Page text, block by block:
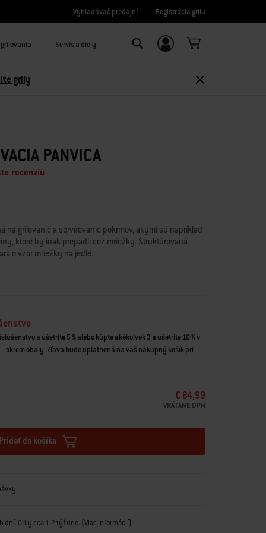
Vyhľadávač predajní Registrácia grilu
Servis a diely Prihláste sa/Zaregistrujte sa
grily
PANVICA
recenziu
na grilovanie a servírovanie pokrmov, akými sú napríklad
ktoré by inak prepadli cez mriežky. Štruktúrovaná
o vzor mriežky na jedle.
a ušetrite 5 % alebo kúpte akékoľvek 3 a ušetrite 10 % v
okrem obaly. Zľava bude uplatnená na váš nákupný košík pri
€ 84,99
VRÁTANE DPH
Pridať do košíka
dní. Grily cca 1-2 týždne. (Viac informácií)